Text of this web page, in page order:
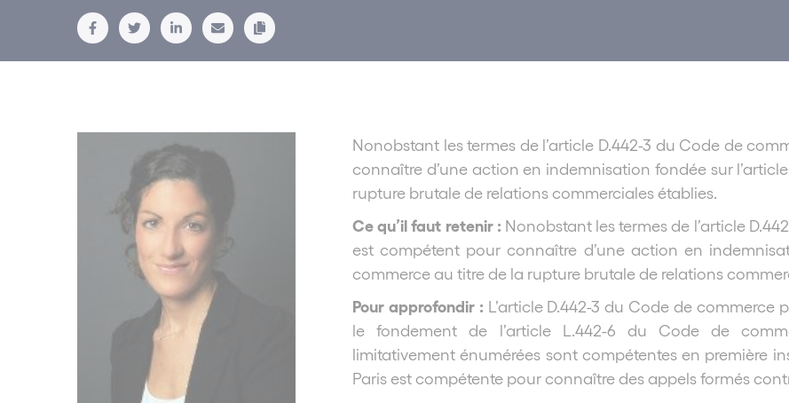
Nonobstant les termes de l’article D.442-3 du Code de
connaître d’une action en indemnisation fondée sur
rupture brutale de relations commerciales établies.
Ce qu’il faut retenir : Nonobstant les termes de l’article
est compétent pour connaître d’une action en
commerce au titre de la rupture brutale de relations
Pour approfondir : L’article D.442-3 du Code de
le fondement de l’article L.442-6 du Code de
limitativement énumérées sont compétentes en première
Paris est compétente pour connaître des appels formés